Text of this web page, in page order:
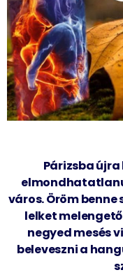
Párizsba
város. Öröm benne
lelket
negyed mesés
beleveszni a